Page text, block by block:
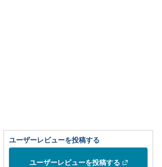
ユーザーレビューを投稿する
ユーザーレビューを投稿する